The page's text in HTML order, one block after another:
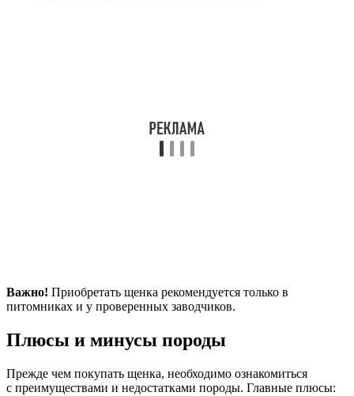
Важно! Приобретать щенка рекомендуется только в
питомниках и у проверенных заводчиков.
Плюсы и минусы породы
Прежде чем покупать щенка, необходимо ознакомиться
с преимуществами и недостатками породы. Главные плюсы: